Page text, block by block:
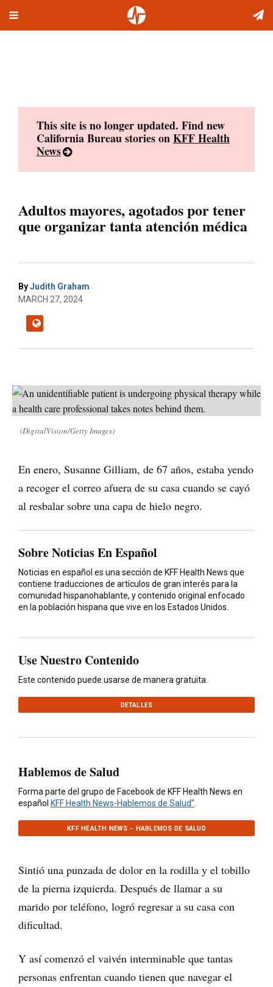
Toggle
This site is no longer updated. Find new
California Bureau stories onKFF Health
News
Adultos mayores, agotados por tener
que organizar tanta atención médica
ByJudith Graham
MARCH 27, 2024
(DigitalVision/Getty Images)
En enero, Susanne Gilliam, de 67 años, estaba yendo
a recoger el correo afuera de su casa cuando se cayó
al resbalar sobre una capa de hielo negro.
Sobre Noticias En Español
Noticias en español es una sección de KFF Health News que
contiene traducciones de artículos de gran interés para la
comunidad hispanohablante, y contenido original enfocado
en la población hispana que vive en los Estados Unidos.
Use Nuestro Contenido
Este contenido puede usarse de manera gratuita.
DETALLES
Hablemos de Salud
Forma parte del grupo de Facebook de KFF Health News en
español KFF Health News-Hablemos de Salud”.
KFF HEALTH NEWS – HABLEMOS DE SALUD
Sintió una punzada de dolor en la rodilla y el tobillo
de la pierna izquierda. Después de llamar a su
marido por teléfono, logró regresar a su casa con
dificultad.
Y así comenzó el vaivén interminable que tantas
personas enfrentan cuando tienen que navegar el